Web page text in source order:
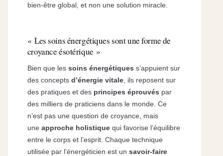
bien-être global, et non une solution miracle.
« Les soins énergétiques sont une forme de
croyance ésotérique »
Bien que les soins énergétiques s’appuient sur
des concepts d’énergie vitale, ils reposent sur
des pratiques et des principes éprouvés par
des milliers de praticiens dans le monde. Ce
n’est pas une question de croyance, mais
une approche holistique qui favorise l’équilibre
entre le corps et l’esprit. Chaque technique
utilisée par l’énergéticien est un savoir-faire